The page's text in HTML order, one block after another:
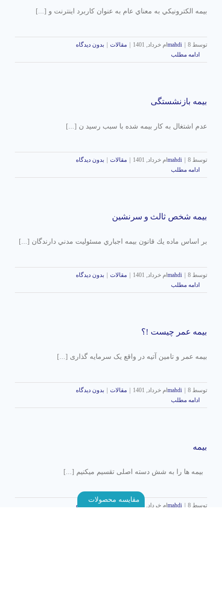
بيمه الكترونيكي به معناي عام به عنوان كاربرد اينترنت و [...]
توسط mahdi 8ام خرداد, 1401 مقالات
بدون دیدگاه
ادامه مطلب
بیمه بازنشستگی
عدم اشتغال به کار بیمه شده با سبب رسید ن [...]
توسط mahdi 8ام خرداد, 1401 مقالات
بدون دیدگاه
ادامه مطلب
بيمه شخص ثالث و سرنشين
بر اساس ماده يك قانون بيمه اجباري مسئوليت مدني دارندگان [...]
توسط mahdi 8ام خرداد, 1401 مقالات
بدون دیدگاه
ادامه مطلب
بیمه عمر چیست !؟
بیمه عمر و تامین آتیه در واقع یک سرمایه گذاری [...]
توسط mahdi 8ام خرداد, 1401 مقالات
بدون دیدگاه
ادامه مطلب
بیمه
بیمه ها را به شش دسته اصلی تقسیم میکنیم [...]
توسط mahdi | 8ام خرداد, 1401 | مقالات | بدون دیدگاه
مقایسه محصولات